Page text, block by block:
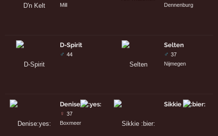
Mill
D-Spirit
♂ 44
Denise
♀ 37
Boxmeer
Dennenburg
Selten
♂ 37
Nijmegen
Sikkie